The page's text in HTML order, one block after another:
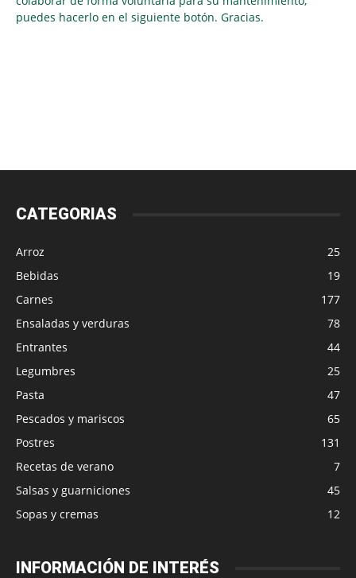
puedes hacerlo en el siguiente botón. Gracias.
CATEGORIAS
Arroz
25
Bebidas
19
Carnes
177
Ensaladas y verduras
78
Entrantes
44
Legumbres
25
Pasta
47
Pescados y mariscos
65
Postres
131
Recetas de verano
7
Salsas y guarniciones
45
Sopas y cremas
12
INFORMACIÓN DE INTERÉS